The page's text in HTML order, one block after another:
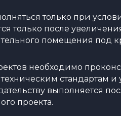
только при
только после
помещения под
необходимо
стандартам и
выполняется
проекта.